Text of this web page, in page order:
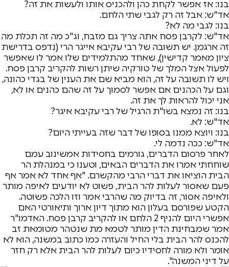
בנו: אז אפשר לקחת כהן ולהכניס אותו ולעשות את זה?
אד"ש: אבל זה רק לגבי שתי הלחם.
בנו: לגבי מה לא?
אד"ש: לקרבן פסח אתה צריך גם מזבח, וג"כ מה זה תכלת מה
זה ארגמן. יש תשובה של רבי עקיבא אייגר הרי (נדפס בדרישת
ציון מאמר קדישין), שאחד מהתלמידים שלו אמר לו שאפשר
לפעול אצל המלך של טורקיה שיתן רשות להקריב קרבן פסח.
ויש לו תשובה על זה, הוא מביא שם את הענין של בגדי כהונה,
וגם על הכהנים אם אפשר לסמוך על זה שהם כהנים או לא,
אני יכול להראות לך את זה.
בנו: זה נמצא בשו"ת הרגיל של רבי עקיבא איגר?
אד"ש: לא.
בנו: ויוצא ממנו בסופו של דבר שזה בעייתי היום?
אד"ש: ככה נדמה לי.
לאחר פרסום הדברים, גורמים בחסידות אמשינוב עמם
שוחחתי אמרו את הדברים הבאים, וטענו כי במנהלת הר
הבית הוציאו את דברי הרבי מהקשרם. "אף אחד לא אמר אף
פעם שאסור לעלות להר הבית, פשוט לא יודעים לאיפה מותר
ולאיפה אסור, זה בדיוק מה שהרבי אמר וזו הלכה פשוטה.
הקטע שפורסם בעלון הוא מתוך דיון ארוך ותיאורטי האם
אפשרי היום להניף 2 הלחם או להקריב קרבן פסח. האדמו"ר
אמר שמבחינת הדין מותר לטמא מת שנטהר מטומאת זב
להכנס להר הבית בלי החיל והעזרה כמו כתוב במשנה, הוא לא
אומר ולא מורה לחסידיו כיום לעלות להר הבית אלא רק חזר
על דיני המשנה".